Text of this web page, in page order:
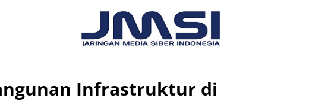
Infrastruktur di